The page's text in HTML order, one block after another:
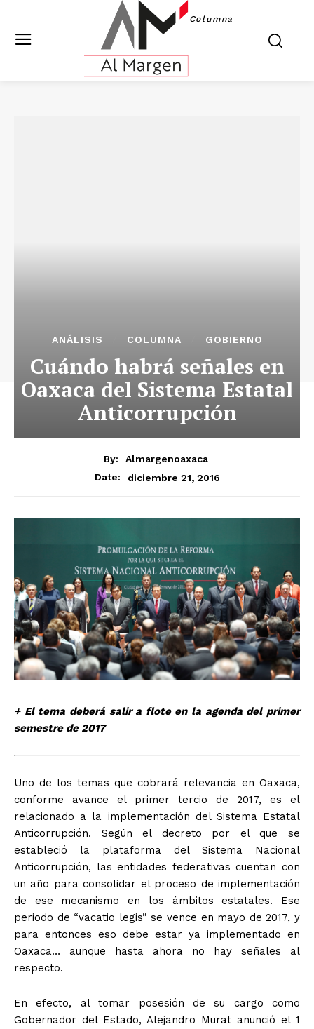
Columna
ANÁLISIS COLUMNA GOBIERNO
Cuándo habrá señales en
Oaxaca del Sistema Estatal
Anticorrupción
By:
Almargenoaxaca
Date:
diciembre 21, 2016
+ El tema deberá salir a flote en la agenda del primer
semestre de 2017
Uno de los temas que cobrará relevancia en Oaxaca,
conforme avance el primer tercio de 2017, es el
relacionado a la implementación del Sistema Estatal
Anticorrupción. Según el decreto por el que se
estableció la plataforma del Sistema Nacional
Anticorrupción, las entidades federativas cuentan con
un año para consolidar el proceso de implementación
de ese mecanismo en los ámbitos estatales. Ese
periodo de “vacatio legis” se vence en mayo de 2017, y
para entonces eso debe estar ya implementado en
Oaxaca… aunque hasta ahora no hay señales al
respecto.
En efecto, al tomar posesión de su cargo como
Gobernador del Estado, Alejandro Murat anunció el 1